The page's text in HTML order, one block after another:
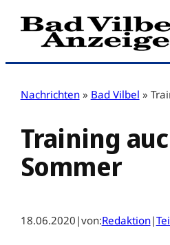
Zum
Inhalt
Nachrichten » Bad Vilbel »
Training
Sommer
18.06.2020 |von:Redaktion|